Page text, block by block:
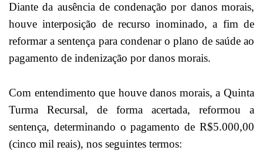
Diante da ausência de condenação por danos morais,
houve interposição de recurso inominado, a fim de
reformar a sentença para condenar o plano de saúde ao
pagamento de indenização por danos morais.
Com entendimento que houve danos morais, a Quinta
Turma Recursal, de forma acertada, reformou a
sentença, determinando o pagamento de R$5.000,00
(cinco mil reais), nos seguintes termos: